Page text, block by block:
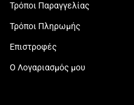
Τρόποι Παραγγελίας
Τρόποι Πληρωμής
Επιστροφές
Ο Λογαριασμός μου